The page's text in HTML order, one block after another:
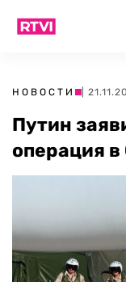
НОВОСТИ |
Путин
операция